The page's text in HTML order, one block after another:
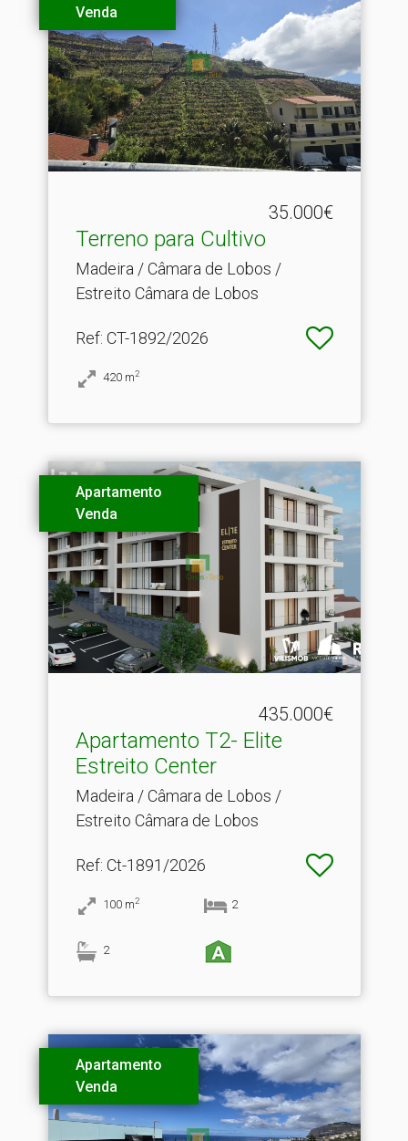
Venda
35.000€
Terreno para Cultivo
Madeira / Câmara de Lobos /
Estreito Câmara de Lobos
Ref: CT-1892/2026
420 m2
Apartamento
Venda
435.000€
Apartamento T2- Elite
Estreito Center
Madeira / Câmara de Lobos /
Estreito Câmara de Lobos
Ref: Ct-1891/2026
100 m2 2
2
Apartamento
Venda